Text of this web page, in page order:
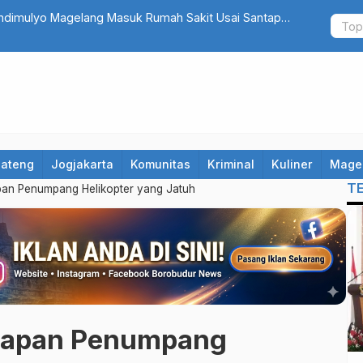
Magelang Masuk Rumah Sakit Usai Santap
Jogjakarta Komunitas Kriminal Kuliner
Penumpang Helikopter yang Jatuh
Penumpang